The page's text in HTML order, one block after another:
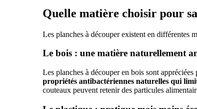
Quelle matière choisir pour
Les planches à découper existent en différentes
Le bois : une matière naturellement
Les planches à découper en bois sont
propriétés antibactériennes naturelles qui
couteaux peuvent retenir des particules